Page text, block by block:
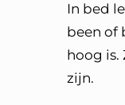
In bed
been of
hoog is.
zijn.